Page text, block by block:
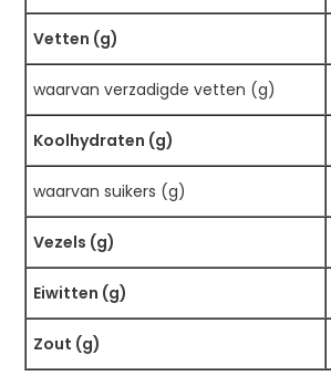
Vetten (g)
waarvan verzadigde vetten (g)
Koolhydraten (g)
waarvan suikers (g)
Vezels (g)
Eiwitten (g)
Zout (g)